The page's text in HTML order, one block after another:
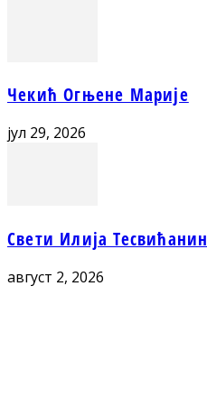
Чекић Огњене Марије
јул 29, 2026
Свети Илија Тесвићанин
август 2, 2026